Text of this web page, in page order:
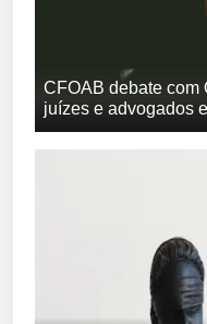
CFOAB debate com
juízes e advogados